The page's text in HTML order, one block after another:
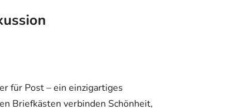
für Post – ein einzigartiges
Briefkästen verbinden Schönheit,